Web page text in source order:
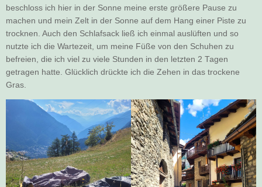
beschloss ich hier in der Sonne meine erste größere Pause zu
machen und mein Zelt in der Sonne auf dem Hang einer Piste zu
trocknen. Auch den Schlafsack ließ ich einmal auslüften und so
nutzte ich die Wartezeit, um meine Füße von den Schuhen zu
befreien, die ich viel zu viele Stunden in den letzten 2 Tagen
getragen hatte. Glücklich drückte ich die Zehen in das trockene
Gras.